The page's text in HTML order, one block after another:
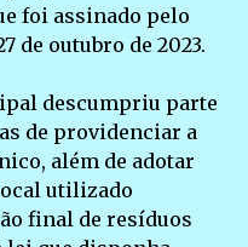
foi assinado pelo
de outubro de 2023.
descumpriu parte
de providenciar a
além de adotar
utilizado
final de resíduos